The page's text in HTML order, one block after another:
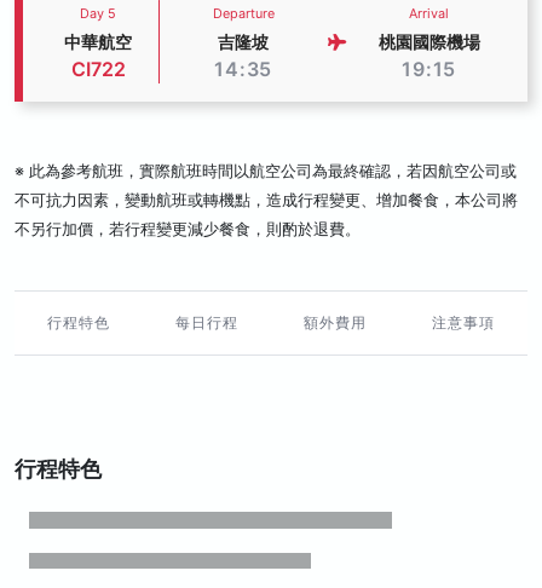
Day 5
中華航空
CI722
Departure
吉隆坡
14:35
Arrival
桃園國際機場
19:15
※ 此為參考航班，實際航班時間以航空公司為最終確認，若因航空公司或
不可抗力因素，變動航班或轉機點，造成行程變更、增加餐食，本公司將
不另行加價，若行程變更減少餐食，則酌於退費。
行程特色 每日行程 額外費用 注意事項
行程特色